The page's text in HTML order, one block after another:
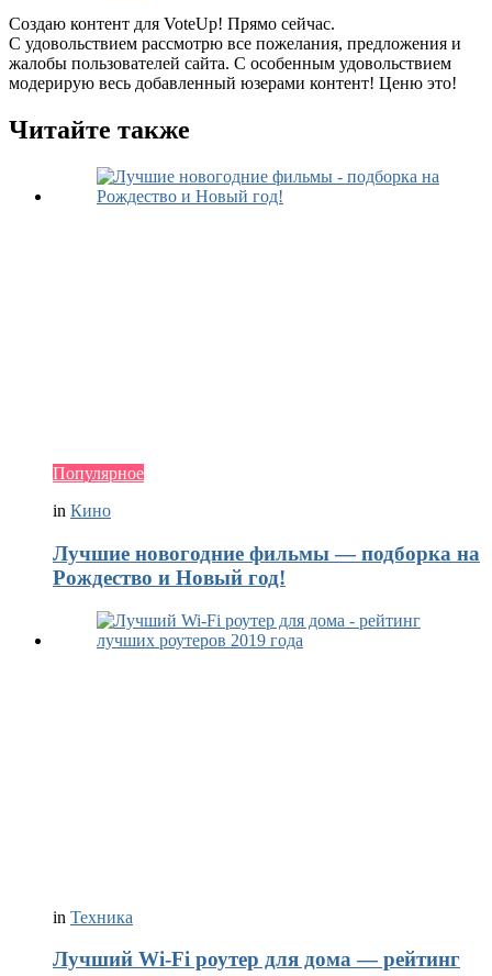
Создаю контент для VoteUp! Прямо сейчас.
С удовольствием рассмотрю все пожелания, предложения и
жалобы пользователей сайта. С особенным удовольствием
модерирую весь добавленный юзерами контент! Ценю это!
Читайте также
Популярное
in Кино
Лучшие новогодние фильмы — подборка на
Рождество и Новый год!
in Техника
Лучший Wi-Fi роутер для дома — рейтинг